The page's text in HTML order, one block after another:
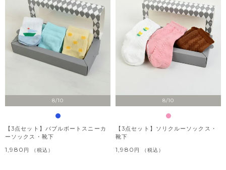
8/10
【3点セット】バブルボートスニーカ
ーソックス・靴下
1,980 税込
8/10
【3点セット】ソリクルーソックス・
靴下
1,980 税込